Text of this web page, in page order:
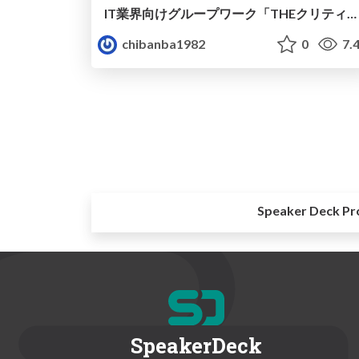
IT業界向けグループワーク「THEクリティカルパス オンライン版」
chibanba1982
0
Speaker Deck
SpeakerDeck